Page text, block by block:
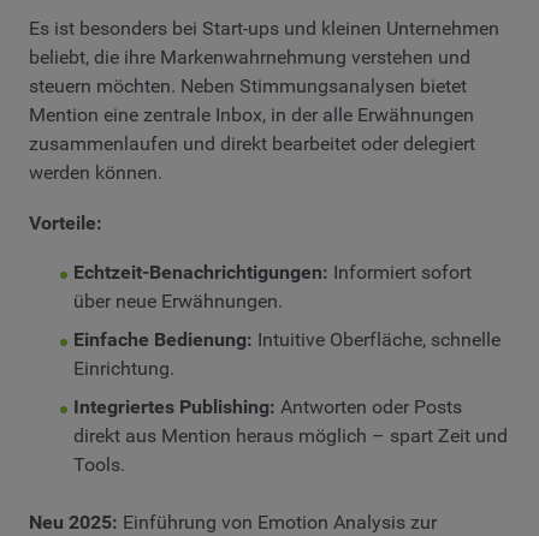
Es ist besonders bei Start-ups und kleinen Unternehmen
beliebt, die ihre Markenwahrnehmung verstehen und
steuern möchten. Neben Stimmungsanalysen bietet
Mention eine zentrale Inbox, in der alle Erwähnungen
zusammenlaufen und direkt bearbeitet oder delegiert
werden können.
Vorteile:
Echtzeit-Benachrichtigungen: Informiert sofort
über neue Erwähnungen.
Einfache Bedienung: Intuitive Oberfläche, schnelle
Einrichtung.
Integriertes Publishing: Antworten oder Posts
direkt aus Mention heraus möglich – spart Zeit und
Tools.
Neu 2025: Einführung von Emotion Analysis zur